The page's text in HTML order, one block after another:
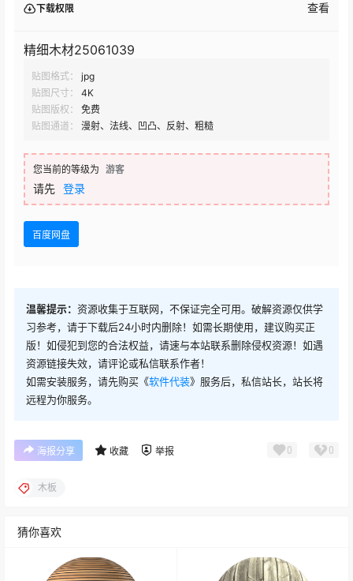
下载权限 查看
精细木材25061039
贴图格式：
jpg
贴图尺寸：
4K
贴图版权：
免费
贴图通道：
漫射、法线、凹凸、反射、粗糙
您当前的等级为 游客
请先 登录
百度网盘
温馨提示： 资源收集于互联网，不保证完全可用。破解资源仅供学
习参考，请于下载后24小时内删除！如需长期使用，建议购买正
版！如侵犯到您的合法权益，请速与本站联系删除侵权资源！如遇
资源链接失效，请评论或私信联系作者！
如需安装服务，请先购买《软件代装》服务后，私信站长，站长将
远程为你服务。
海报分享 收藏 举报 0 0
木板
猜你喜欢